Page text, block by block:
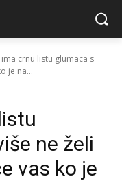
crnu listu glumaca s
je na...
ne želi
vas ko je